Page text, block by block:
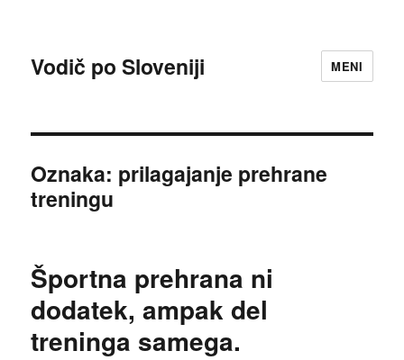
Vodič po Sloveniji MENI
Oznaka: prilagajanje prehrane
treningu
Športna prehrana ni
dodatek, ampak del
treninga samega.